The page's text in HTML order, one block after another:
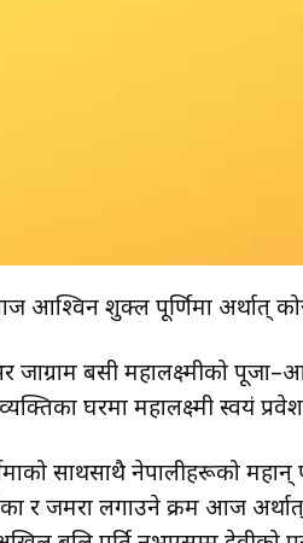
आश्विन शुक्ल पूर्णिमा अर्थात्
जाग्राम बसी महालक्ष्मीको
घरमा महालक्ष्मी स्वयं प्रवेश
साथसाथै नेपालीहरूको
र जमरा लगाउने क्रम आज अर्थात्